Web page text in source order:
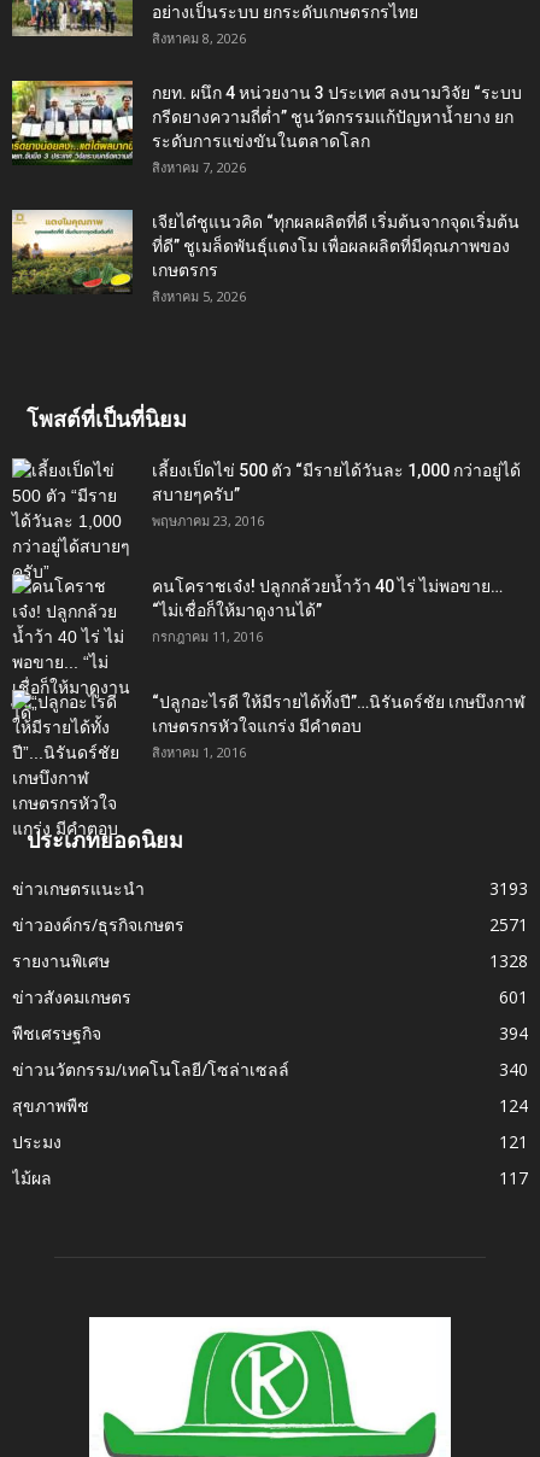
อย่างเป็นระบบ ยกระดับเกษตรกรไทย
สิงหาคม 8, 2026
กยท. ผนึก 4 หน่วยงาน 3 ประเทศ ลงนามวิจัย “ระบบ
กรีดยางความถี่ต่ำ” ชูนวัตกรรมแก้ปัญหาน้ำยาง ยก
ระดับการแข่งขันในตลาดโลก
สิงหาคม 7, 2026
เจียไต๋ชูแนวคิด “ทุกผลผลิตที่ดี เริ่มต้นจากจุดเริ่มต้น
ที่ดี” ชูเมล็ดพันธุ์แตงโม เพื่อผลผลิตที่มีคุณภาพของ
เกษตรกร
สิงหาคม 5, 2026
โพสต์ที่เป็นที่นิยม
เลี้ยงเป็ดไข่ 500 ตัว “มีรายได้วันละ 1,000 กว่าอยู่ได้
สบายๆครับ”
พฤษภาคม 23, 2016
คนโคราชเจ๋ง! ปลูกกล้วยน้ำว้า 40 ไร่ ไม่พอขาย…
“ไม่เชื่อก็ให้มาดูงานได้”‬
กรกฎาคม 11, 2016
“ปลูกอะไรดี ให้มีรายได้ทั้งปี”…นิรันดร์ชัย เกษบึงกาฬ
เกษตรกรหัวใจแกร่ง มีคำตอบ
สิงหาคม 1, 2016
ประเภทยอดนิยม
ข่าวเกษตรแนะนำ
3193
ข่าวองค์กร/ธุรกิจเกษตร
2571
รายงานพิเศษ
1328
ข่าวสังคมเกษตร
601
พืชเศรษฐกิจ
394
ข่าวนวัตกรรม/เทคโนโลยี/โซล่าเซลล์
340
สุขภาพพืช
124
ประมง
121
ไม้ผล
117